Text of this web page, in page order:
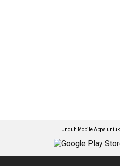
Unduh Mobile Apps